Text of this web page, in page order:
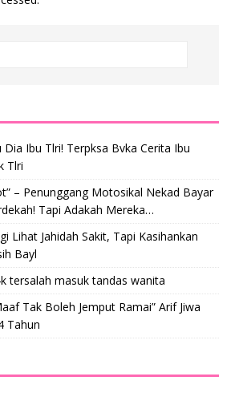
Dia Ibu Tlri! Terpksa Bvka Cerita Ibu
Tlri
– Penunggang Motosikal Nekad Bayar
Tapi Adakah Mereka…
Lihat Jahidah Sakit, Tapi Kasihankan
Bayl
tersalah masuk tandas wanita
Tak Boleh Jemput Ramai” Arif Jiwa
Tahun